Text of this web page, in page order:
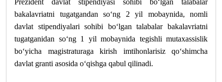
Prezident davlat stipendiyasi sohibi bo‘lgan talabalar
bakalavriatni tugatgandan so‘ng 2 yil mobaynida, nomli
davlat stipendiyalari sohibi bo‘lgan talabalar bakalavriatni
tugatganidan so‘ng 1 yil mobaynida tegishli mutaxassislik
bo‘yicha magistraturaga kirish imtihonlarisiz qo‘shimcha
davlat granti asosida o‘qishga qabul qilinadi.